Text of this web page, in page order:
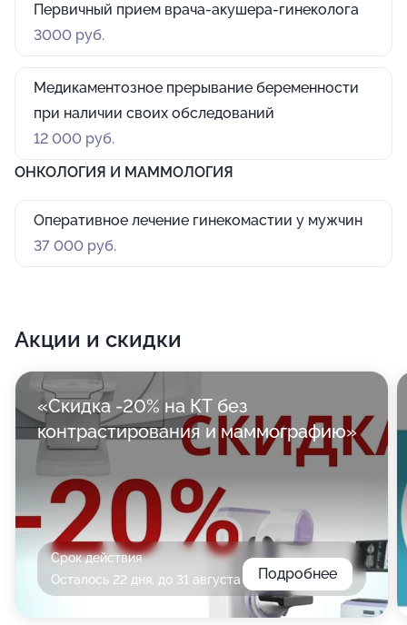
Первичный прием врача-акушера-гинеколога
3000 руб.
Медикаментозное прерывание беременности
при наличии своих обследований
12 000 руб.
ОНКОЛОГИЯ И МАММОЛОГИЯ
Оперативное лечение гинекомастии у мужчин
37 000 руб.
Акции и скидки
«Скидка -20% на КТ без
контрастирования и маммографию»
Срок действия
Осталось 22 дня, до 31 августа
Подробнее